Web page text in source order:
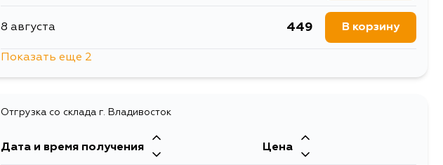
8 августа 449 В корзину
5 сентября
Показать еще 2
Отгрузка со склада г. Владивосток
Дата и время получения Цена